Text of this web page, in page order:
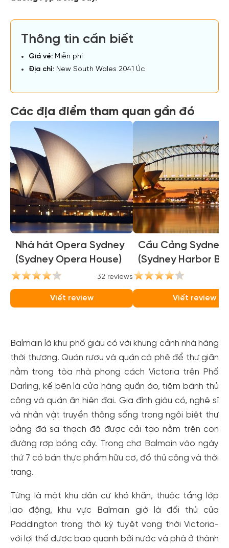
Thông tin cần biết
Giá vé: Miễn phí
Địa chỉ: New South Wales 2041 Úc
Các địa điểm tham quan gần đó
Nhà hát Opera Sydney
(Sydney Opera House)
32 reviews
Viết review
Cầu Cảng Sydney
(Sydney Harbor
Viết review
Balmain là khu phố giàu có với khung cảnh nhà hàng
thời thượng. Quán rượu và quán cà phê để thư giãn
nằm trong tòa nhà phong cách Victoria trên Phố
Darling, kế bên là cửa hàng quần áo, tiệm bánh thủ
công và quán ăn hiện đại. Gia đình giàu có, nghệ sĩ
và nhân vật truyền thông sống trong ngôi biệt thự
bằng đá sa thạch đã được cải tạo nằm trên con
đường rợp bóng cây. Trong chợ Balmain vào ngày
thứ 7 có bán thực phẩm hữu cơ, đồ thủ công và thời
trang.
Từng là một khu dân cư khó khăn, thuộc tầng lớp
lao động, khu vực Balmain giờ là đối thủ của
Paddington trong thời kỳ tuyệt vọng thời Victoria-
với lợi thế được bao quanh bởi nước và phà ở thành